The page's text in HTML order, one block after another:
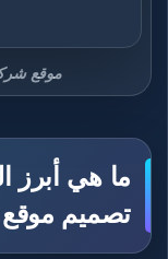
موقع
ما هي أبرز
تصميم